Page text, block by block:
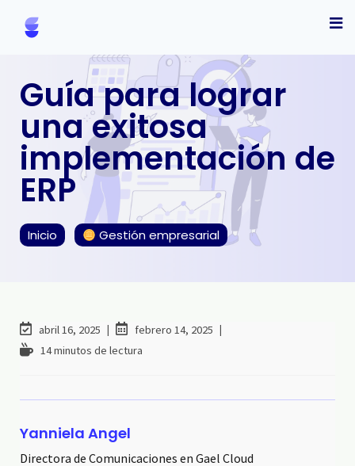
Guía para lograr
una exitosa
implementación de
ERP
Inicio Gestión empresarial
abril 16, 2025
febrero 14, 2025
14 minutos de lectura
Yanniela Angel
Directora de Comunicaciones en Gael Cloud